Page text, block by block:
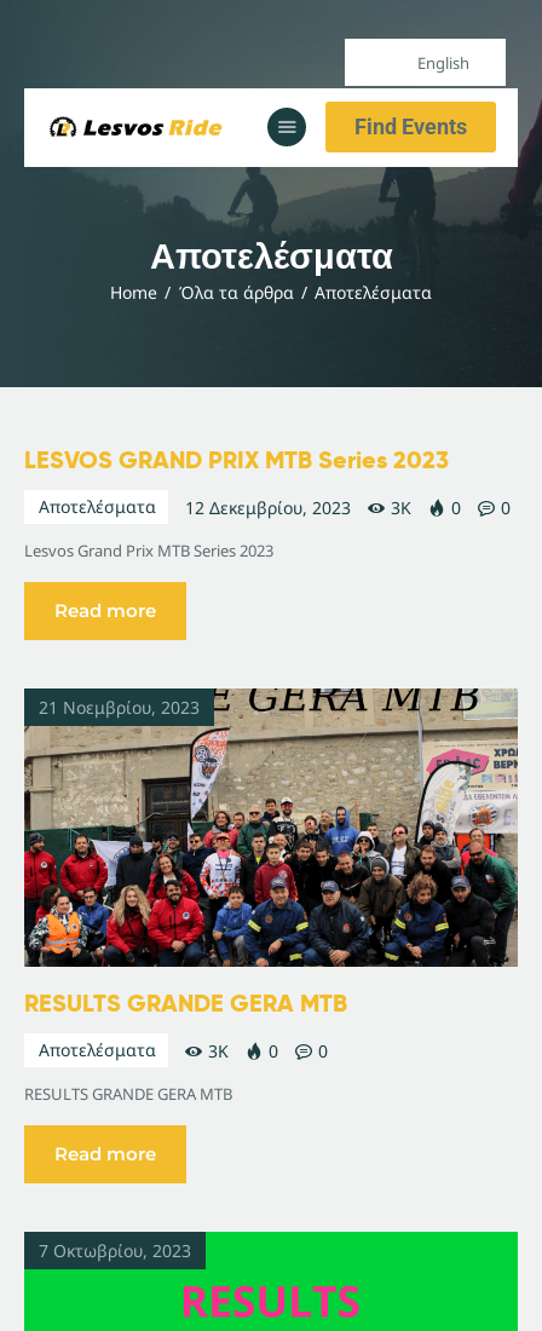
English
Find Events
Αποτελέσματα
Home Όλα τα άρθρα Αποτελέσματα
Home
Our Services
All Posts
Home
Our Services
LESVOS GRAND PRIX MTB Series 2023
Αποτελέσματα 12 Δεκεμβρίου, 2023 3K 0 0
Lesvos Grand Prix MTB Series 2023
Read more
21 Νοεμβρίου, 2023
RESULTS GRANDE GERA MTB
Αποτελέσματα 3K 0 0
RESULTS GRANDE GERA MTB
Read more
7 Οκτωβρίου, 2023